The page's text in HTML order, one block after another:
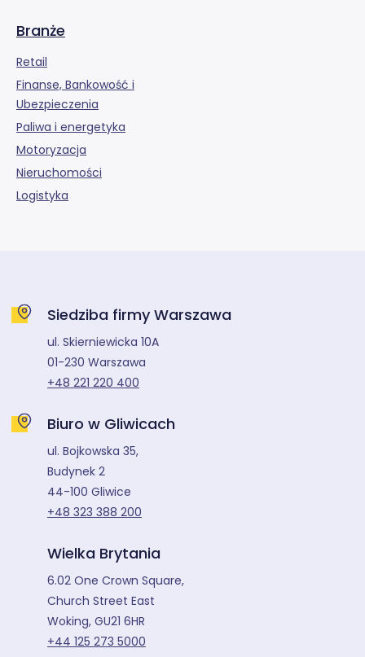
Branże
Retail
Finanse, Bankowość i
Ubezpieczenia
Paliwa i energetyka
Motoryzacja
Nieruchomości
Logistyka
Siedziba firmy Warszawa
ul. Skierniewicka 10A
01-230 Warszawa
+48 221 220 400
Biuro w Gliwicach
ul. Bojkowska 35,
Budynek 2
44-100 Gliwice
+48 323 388 200
Wielka Brytania
6.02 One Crown Square,
Church Street East
Woking, GU21 6HR
+44 125 273 5000